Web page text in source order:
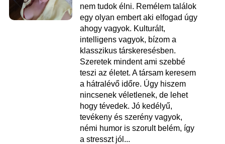
nem tudok élni. Remélem találok
egy olyan embert aki elfogad úgy
ahogy vagyok. Kulturált,
intelligens vagyok, bízom a
klasszikus társkeresésben.
Szeretek mindent ami szebbé
teszi az életet. A társam keresem
a hátralévő időre. Úgy hiszem
nincsenek véletlenek, de lehet
hogy tévedek. Jó kedélyű,
tevékeny és szerény vagyok,
némi humor is szorult belém, így
a stresszt jól...